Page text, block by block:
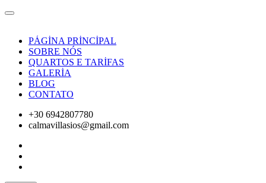
PÁGİNA PRİNCİPAL
SOBRE NÓS
QUARTOS E TARİFAS
GALERİA
BLOG
CONTATO
+30 6942807780
calmavillasios@gmail.com